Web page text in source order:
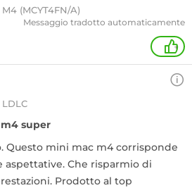
(MCYT4FN/A)
Messaggio tradotto automaticamente
+
super
Questo mini mac m4 corrisponde
Che risparmio di
Prodotto al top